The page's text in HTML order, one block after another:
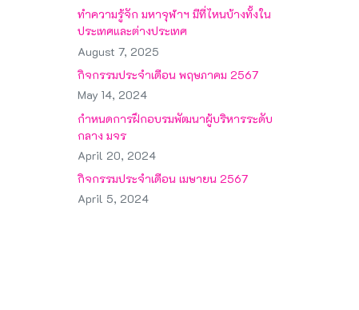
ทำความรู้จัก มหาจุฬาฯ มีที่ไหนบ้างทั้งใน
ประเทศและต่างประเทศ
August 7, 2025
กิจกรรมประจำเดือน พฤษภาคม 2567
May 14, 2024
กำหนดการฝึกอบรมพัฒนาผู้บริหารระดับ
กลาง มจร
April 20, 2024
กิจกรรมประจำเดือน เมษายน 2567
April 5, 2024